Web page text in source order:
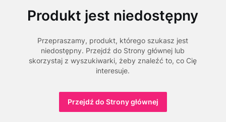
Produkt jest niedostępny
Przepraszamy, produkt, którego szukasz jest
niedostępny. Przejdź do Strony głównej lub
skorzystaj z wyszukiwarki, żeby znaleźć to, co Cię
interesuje.
Przejdź do Strony głównej